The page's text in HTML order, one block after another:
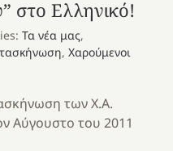
στο Ελληνικό!
Τα νέα μας,
, Χαρούμενοι
των Χ.Α.
Αύγουστο του 2011